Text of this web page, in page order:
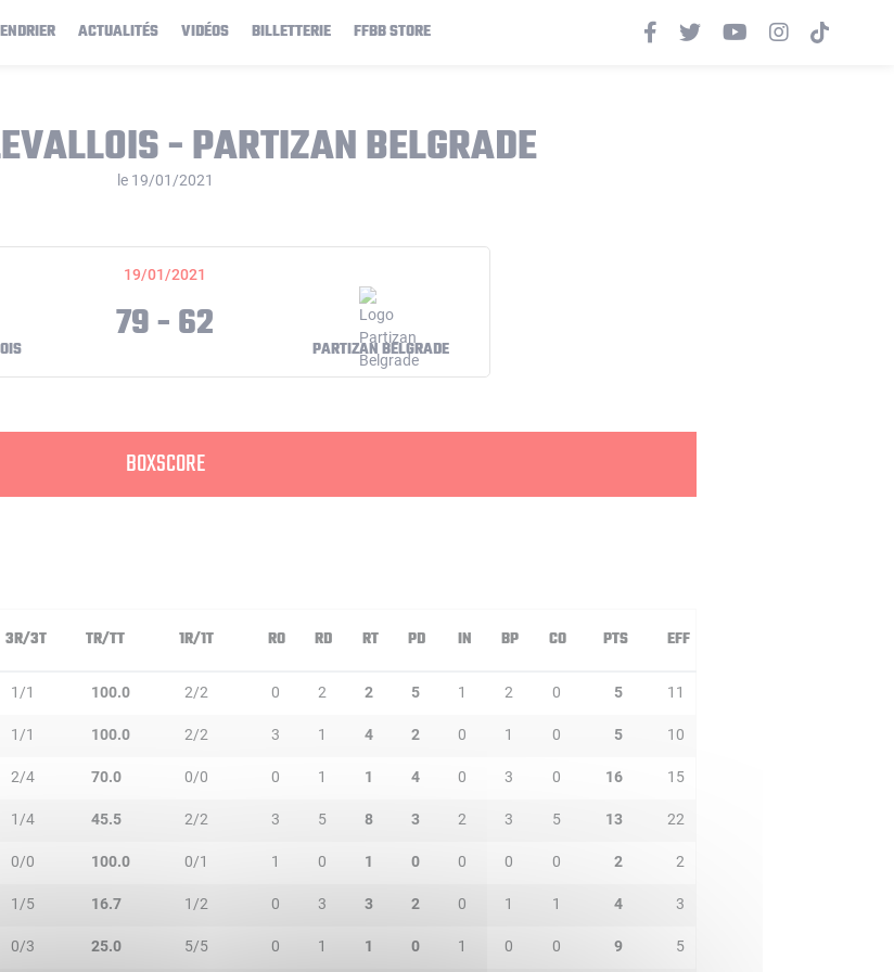
ACTUALITÉS VIDÉOS BILLETTERIE FFBB STORE
- PARTIZAN BELGRADE
le 19/01/2021
19/01/2021
79 - 62 PARTIZAN BELGRADE
BOXSCORE
3R/3T TR/TT 1R/1T RO RD RT PD IN BP CO PTS EFF
1/1 100.0 2/2 0 2 2 5 1 2 0 5 11
1/1 100.0 2/2 3 1 4 2 0 1 0 5 10
2/4 70.0 0/0 0 1 1 4 0 3 0 16 15
1/4 45.5 2/2 3 5 8 3 2 3 5 13 22
0/0 100.0 0/1 1 0 1 0 0 0 0 2 2
1/5 16.7 1/2 0 3 3 2 0 1 1 4 3
0/3 25.0 5/5 0 1 1 0 1 0 0 9 5